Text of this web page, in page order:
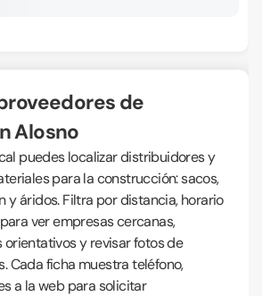
Alosno
puedes localizar distribuidores y
para la construcción: sacos,
y áridos. Filtra por distancia, horario
ver empresas cercanas,
y revisar fotos de
Cada ficha muestra teléfono,
a la web para solicitar